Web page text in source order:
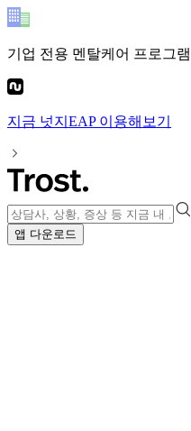
기업 전용 멘탈케어 프로그램
지금 넛지EAP이용해보기
앱 다운로드